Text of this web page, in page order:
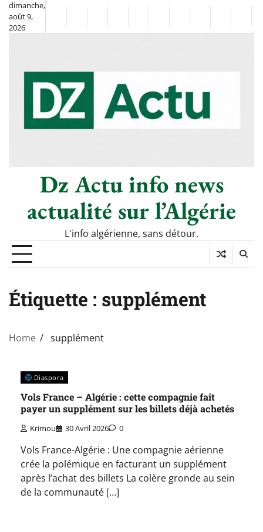
Skip
content
dimanche,
août 9,
2026
FlashSportclasséDiasporaChronique
–
Le
Thé
SociétéCultureMonde
Tech
Dz Actu info news
actualité sur l’Algérie
L'info algérienne, sans détour.
Étiquette : supplément
Home supplément
Diaspora
Vols France – Algérie : cette compagnie fait
payer un supplément sur les billets déjà achetés
Krimou 30 Avril 2026 0
Vols France-Algérie : Une compagnie aérienne
crée la polémique en facturant un supplément
après l’achat des billets La colère gronde au sein
de la communauté […]